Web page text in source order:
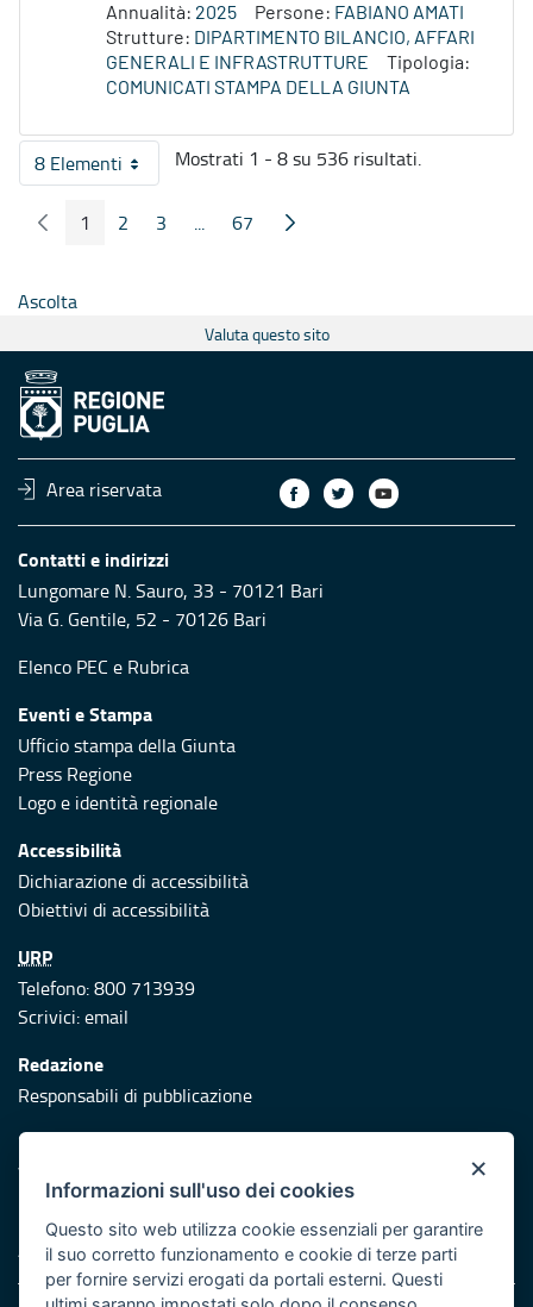
Annualità: 2025 Persone: FABIANO AMATI
Strutture: DIPARTIMENTO BILANCIO, AFFARI
GENERALI E INFRASTRUTTURE
Tipologia:
COMUNICATI STAMPA DELLA GIUNTA
8 ElementiPer pagina
Mostrati 1 - 8 su 536 risultati.
Pagina Precedente
Pagina
1 Pagina
2 Pagina
3 ...
Pagine intermedie
Pagina
67 Pagina Seguente
Ascolta
Valuta questo sito
Area riservata
Contatti e indirizzi
Lungomare N. Sauro, 33 - 70121 Bari
Via G. Gentile, 52 - 70126 Bari
Elenco PEC e Rubrica
Eventi e Stampa
Ufficio stampa della Giunta
Press Regione
Logo e identità regionale
Accessibilità
Dichiarazione di accessibilità
Obiettivi di accessibilità
URP
Telefono: 800 713939
Scrivici:email
Redazione
Responsabili di pubblicazione
Protezione civile
Vai al sito di Protezione Civile Puglia
Iniziativa finanziata con risorse del POR Puglia 2014/2020 -
Asse XI
×
Informazioni sull'uso dei cookies
Questo sito web utilizza cookie essenziali per garantire
il suo corretto funzionamento e cookie di terze parti
per fornire servizi erogati da portali esterni. Questi